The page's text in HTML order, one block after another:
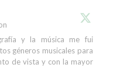
y la música me fui
géneros musicales para
de vista y con la mayor